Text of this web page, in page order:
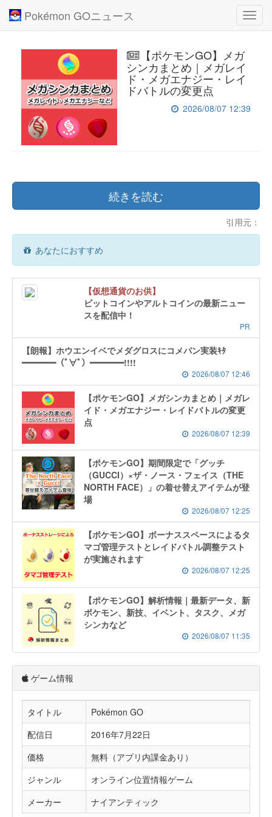
Pokémon GOニュース
【ポケモンGO】メガ
シンカまとめ｜メガレイ
ド・メガエナジー・レイ
ドバトルの変更点
2026/08/07 12:39
続きを読む
引用元：
あなたにおすすめ
【仮想通貨のお供】
ビットコインやアルトコインの最新ニュー
スを配信中！
PR
【朗報】ホウエンイベでメダグロスにコメパン実装ｷﾀ
━━━━（ﾟ∀ﾟ）━━━━!!!!
2026/08/07 12:46
【ポケモンGO】メガシンカまとめ｜メガレ
イド・メガエナジー・レイドバトルの変更
点
2026/08/07 12:39
【ポケモンGO】期間限定で「グッチ
（GUCCI）×ザ・ノース・フェイス（THE
NORTH FACE）」の着せ替えアイテムが登
場
2026/08/07 12:25
【ポケモンGO】ボーナススペースによるタ
マゴ管理テストとレイドバトル調整テスト
が実施されます
2026/08/07 12:25
【ポケモンGO】解析情報｜最新データ、新
ポケモン、新技、イベント、タスク、メガ
シンカなど
2026/08/07 11:35
ゲーム情報
タイトル
Pokémon GO
配信日
2016年7月22日
価格
無料（アプリ内課金あり）
ジャンル
オンライン位置情報ゲーム
メーカー
ナイアンティック